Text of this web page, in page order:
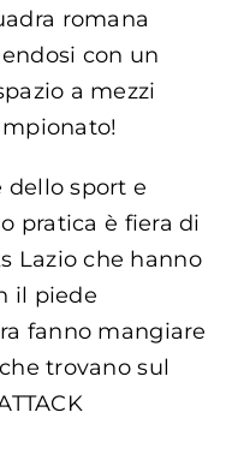
romana
con un
a mezzi
dello sport e
pratica è fiera di
Lazio che hanno
il piede
fanno mangiare
trovano sul